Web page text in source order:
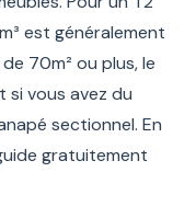
est généralement
70m² ou plus, le
si vous avez du
sectionnel. En
gratuitement